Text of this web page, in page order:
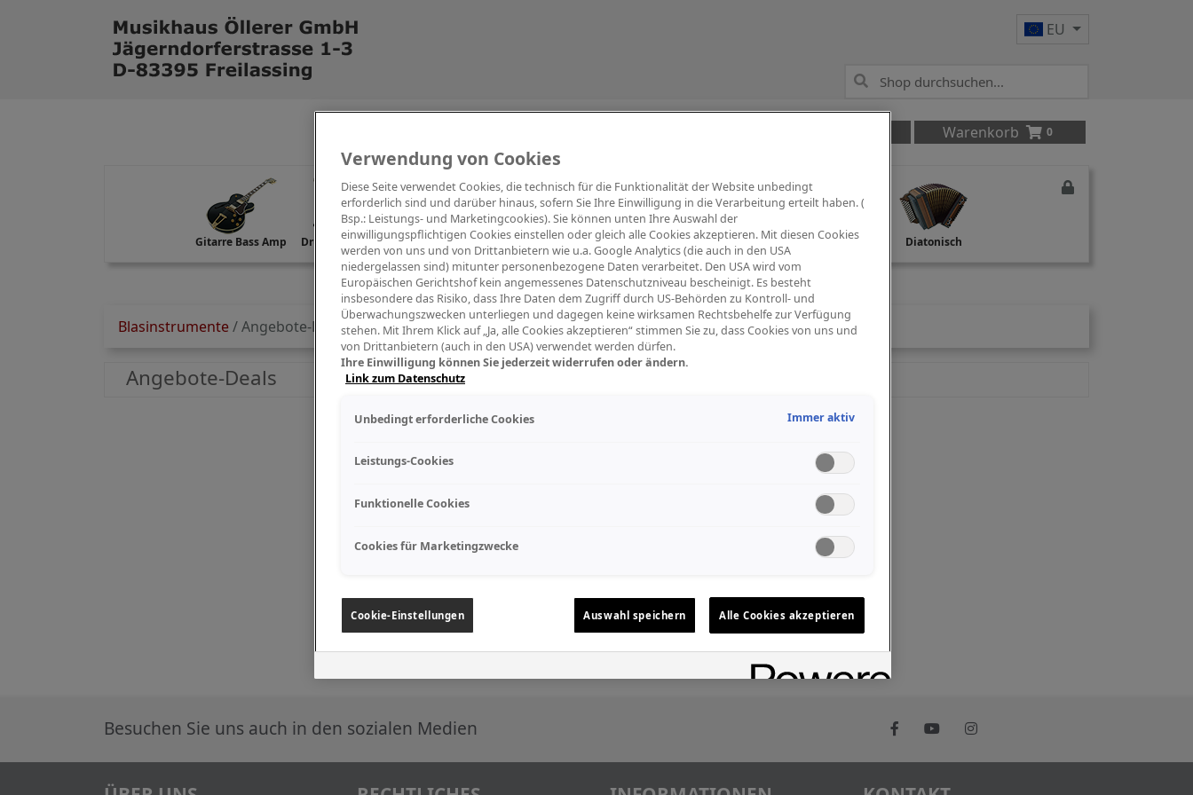
EU
Warenkorb 0
Gitarre Bass Amp Drums Percussion Digitalpiano Keys Blasinstrumente Orchester PA Mikrofon Studio Recording Diatonisch
Blasinstrumente/Angebote-Deals
Angebote-Deals
Besuchen Sie uns auch in den sozialen Medien
Verwendung von Cookies
Diese Seite verwendet Cookies, die technisch für die Funktionalität der Website unbedingt
erforderlich sind und darüber hinaus, sofern Sie Ihre Einwilligung in die Verarbeitung erteilt haben. (
Bsp.: Leistungs- und Marketingcookies). Sie können unten Ihre Auswahl der
einwilligungspflichtigen Cookies einstellen oder gleich alle Cookies akzeptieren. Mit diesen Cookies
werden von uns und von Drittanbietern wie u.a. Google Analytics (die auch in den USA
niedergelassen sind) mitunter personenbezogene Daten verarbeitet. Den USA wird vom
Europäischen Gerichtshof kein angemessenes Datenschutzniveau bescheinigt. Es besteht
insbesondere das Risiko, dass Ihre Daten dem Zugriff durch US-Behörden zu Kontroll- und
Überwachungszwecken unterliegen und dagegen keine wirksamen Rechtsbehelfe zur Verfügung
stehen. Mit Ihrem Klick auf „Ja, alle Cookies akzeptieren“ stimmen Sie zu, dass Cookies von uns und
von Drittanbietern (auch in den USA) verwendet werden dürfen.
Ihre Einwilligung können Sie jederzeit widerrufen oder ändern.
Link zum Datenschutz
Unbedingt erforderliche Cookies Immer aktiv
Leistungs-Cookies
Funktionelle Cookies
Cookies für Marketingzwecke
Cookie-Einstellungen Auswahl speichern Alle Cookies akzeptieren